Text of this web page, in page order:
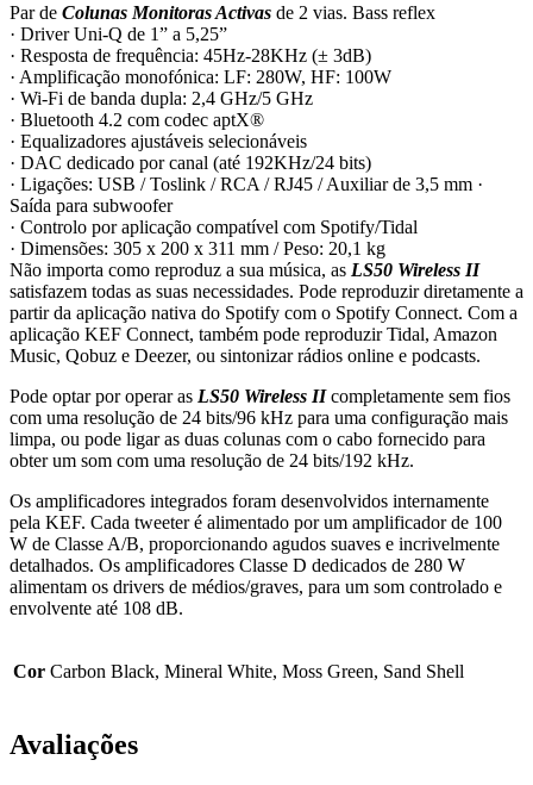
Par de Colunas Monitoras Activas de 2 vias. Bass reflex
· Driver Uni-Q de 1” a 5,25”
· Resposta de frequência: 45Hz-28KHz (± 3dB)
· Amplificação monofónica: LF: 280W, HF: 100W
· Wi-Fi de banda dupla: 2,4 GHz/5 GHz
· Bluetooth 4.2 com codec aptX®
· Equalizadores ajustáveis ​​selecionáveis
· DAC dedicado por canal (até 192KHz/24 bits)
· Ligações: USB / Toslink / RCA / RJ45 / Auxiliar de 3,5 mm ·
Saída para subwoofer
· Controlo por aplicação compatível com Spotify/Tidal
· Dimensões: 305 x 200 x 311 mm / Peso: 20,1 kg
Não importa como reproduz a sua música, as LS50 Wireless II
satisfazem todas as suas necessidades. Pode reproduzir diretamente a
partir da aplicação nativa do Spotify com o Spotify Connect. Com a
aplicação KEF Connect, também pode reproduzir Tidal, Amazon
Music, Qobuz e Deezer, ou sintonizar rádios online e podcasts.
Pode optar por operar as LS50 Wireless IIcompletamente sem fios
com uma resolução de 24 bits/96 kHz para uma configuração mais
limpa, ou pode ligar as duas colunas com o cabo fornecido para
obter um som com uma resolução de 24 bits/192 kHz.
Os amplificadores integrados foram desenvolvidos internamente
pela KEF. Cada tweeter é alimentado por um amplificador de 100
W de Classe A/B, proporcionando agudos suaves e incrivelmente
detalhados. Os amplificadores Classe D dedicados de 280 W
alimentam os drivers de médios/graves, para um som controlado e
envolvente até 108 dB.
Cor Carbon Black, Mineral White, Moss Green, Sand Shell
Avaliações